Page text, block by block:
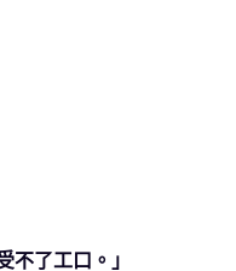
不了工口。」